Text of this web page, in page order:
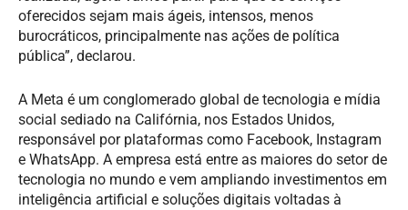
oferecidos sejam mais ágeis, intensos, menos
burocráticos, principalmente nas ações de política
pública”, declarou.
A Meta é um conglomerado global de tecnologia e mídia
social sediado na Califórnia, nos Estados Unidos,
responsável por plataformas como Facebook, Instagram
e WhatsApp. A empresa está entre as maiores do setor de
tecnologia no mundo e vem ampliando investimentos em
inteligência artificial e soluções digitais voltadas à